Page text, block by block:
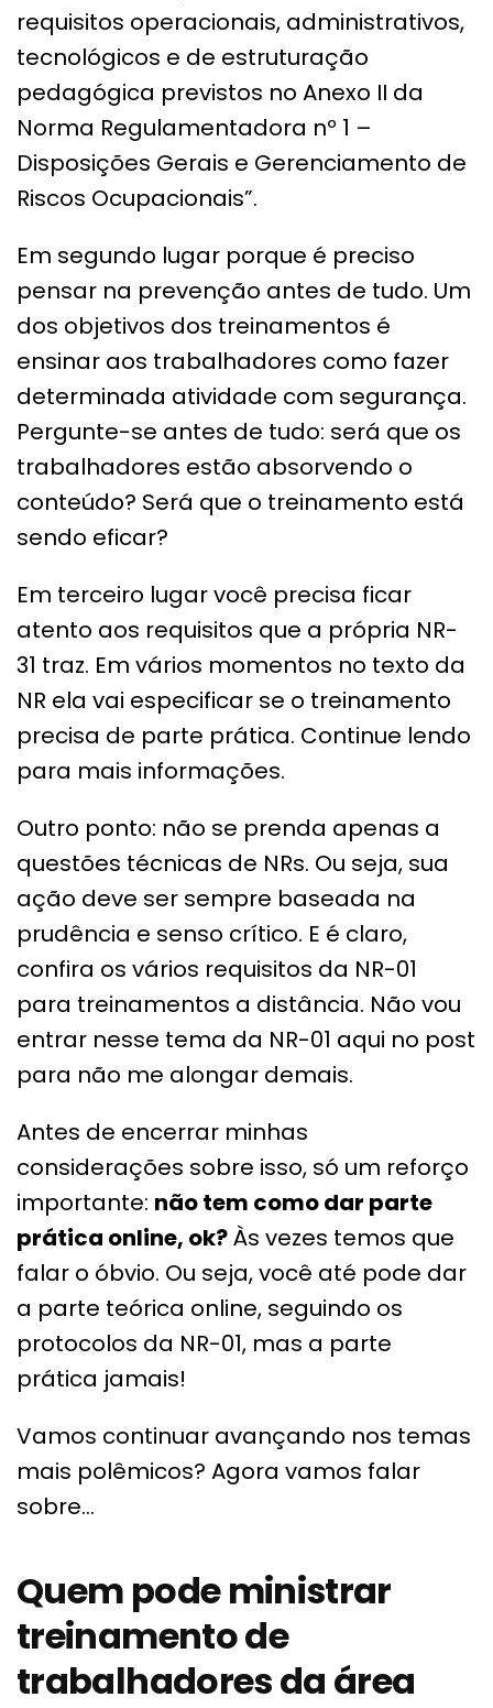
requisitos operacionais, administrativos,
tecnológicos e de estruturação
pedagógica previstos no Anexo II da
Norma Regulamentadora nº 1 –
Disposições Gerais e Gerenciamento de
Riscos Ocupacionais”.
Em segundo lugar porque é preciso
pensar na prevenção antes de tudo. Um
dos objetivos dos treinamentos é
ensinar aos trabalhadores como fazer
determinada atividade com segurança.
Pergunte-se antes de tudo: será que os
trabalhadores estão absorvendo o
conteúdo? Será que o treinamento está
sendo eficar?
Em terceiro lugar você precisa ficar
atento aos requisitos que a própria NR-
31 traz. Em vários momentos no texto da
NR ela vai especificar se o treinamento
precisa de parte prática. Continue lendo
para mais informações.
Outro ponto: não se prenda apenas a
questões técnicas de NRs. Ou seja, sua
ação deve ser sempre baseada na
prudência e senso crítico. E é claro,
confira os vários requisitos da NR-01
para treinamentos a distância. Não vou
entrar nesse tema da NR-01 aqui no post
para não me alongar demais.
Antes de encerrar minhas
considerações sobre isso, só um reforço
importante: não tem como dar parte
prática online, ok?Às vezes temos que
falar o óbvio. Ou seja, você até pode dar
a parte teórica online, seguindo os
protocolos da NR-01, mas a parte
prática jamais!
Vamos continuar avançando nos temas
mais polêmicos? Agora vamos falar
sobre…
Quem pode ministrar
treinamento de
trabalhadores da área